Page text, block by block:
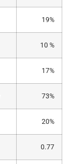
19%
10 %
17%
73%
20%
0.77